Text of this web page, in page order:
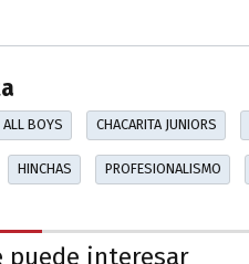
ALL BOYS CHACARITA JUNIORS
HINCHAS PROFESIONALISMO
puede interesar